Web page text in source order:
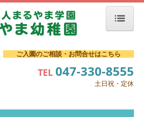
ご入園のご相談・お問合せはこちら
TEL 047-330-8555
土日祝・定休